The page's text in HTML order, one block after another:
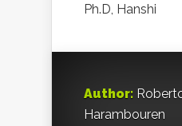
Ph.D, Hanshi
Author:
Harambouren